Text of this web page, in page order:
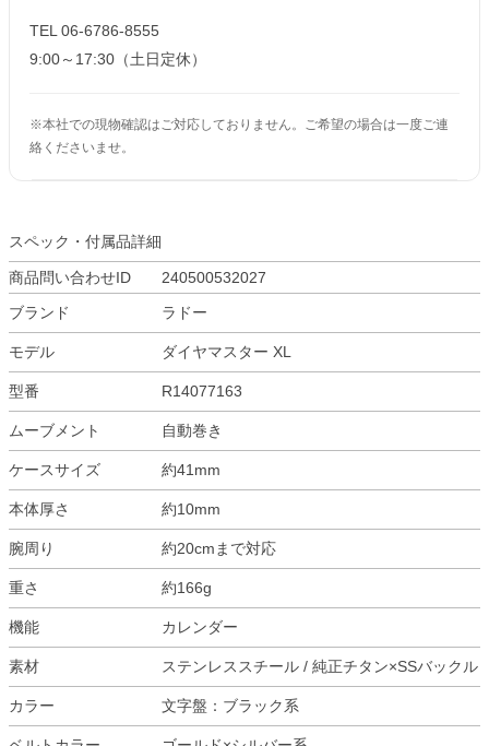
TEL 06-6786-8555
9:00～17:30（土日定休）
※本社での現物確認はご対応しておりません。ご希望の場合は一度ご連
絡くださいませ。
スペック・付属品詳細
商品問い合わせID
240500532027
ブランド
ラドー
モデル ダイヤマスター XL
型番 R14077163
ムーブメント 自動巻き
ケースサイズ 約41mm
本体厚さ 約10mm
腕周り 約20cmまで対応
重さ 約166g
機能 カレンダー
素材 ステンレススチール / 純正チタン×SSバックル
カラー 文字盤：ブラック系